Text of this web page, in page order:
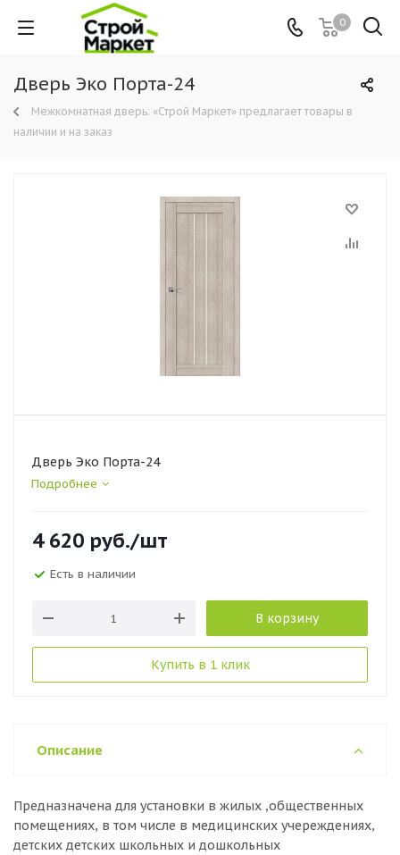
0
Дверь Эко Порта-24
Межкомнатная дверь: «Строй Маркет» предлагает товары в
наличии и на заказ
Дверь Эко Порта-24
Подробнее
4 620 руб./шт
Есть в наличии
В корзину
Купить в 1 клик
Описание
Предназначена для установки в жилых ,общественных
помещениях, в том числе в медицинских учереждениях,
детских детских школьных и дошкольных